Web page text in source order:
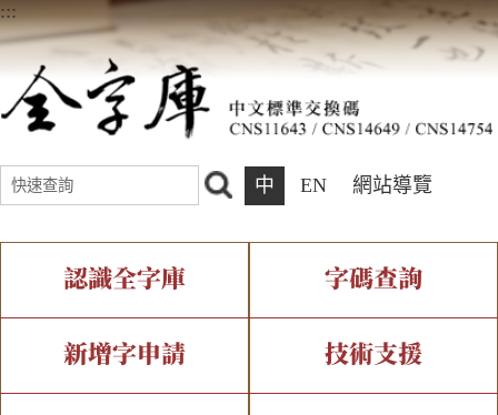
:::
中 EN 網站導覽
認識全字庫
全字庫介紹 全字庫現況
字碼查詢
IDS查詢 部件查詢
新增字申請 技術支援